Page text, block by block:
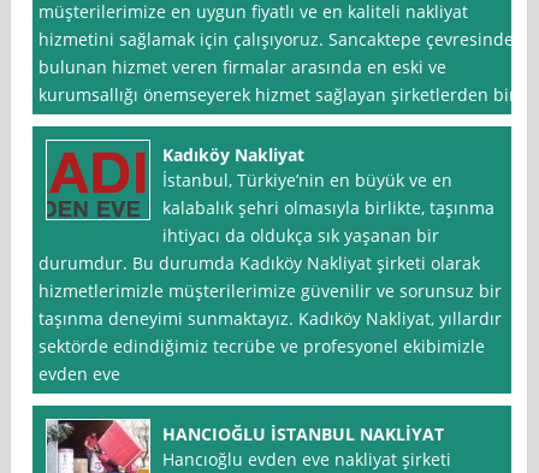
müşterilerimize en uygun fiyatlı ve en kaliteli nakliyat
hizmetini sağlamak için çalışıyoruz. Sancaktepe çevresinde
bulunan hizmet veren firmalar arasında en eski ve
kurumsallığı önemseyerek hizmet sağlayan şirketlerden biri
Kadıköy Nakliyat
İstanbul, Türkiye’nin en büyük ve en
kalabalık şehri olmasıyla birlikte, taşınma
ihtiyacı da oldukça sık yaşanan bir
durumdur. Bu durumda Kadıköy Nakliyat şirketi olarak
hizmetlerimizle müşterilerimize güvenilir ve sorunsuz bir
taşınma deneyimi sunmaktayız. Kadıköy Nakliyat, yıllardır
sektörde edindiğimiz tecrübe ve profesyonel ekibimizle
evden eve
HANCIOĞLU İSTANBUL NAKLİYAT
Hancıoğlu evden eve nakliyat şirketi